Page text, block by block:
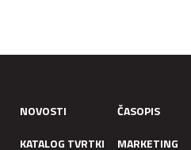
NOVOSTI ČASOPIS
KATALOG TVRTKI
MARKETING